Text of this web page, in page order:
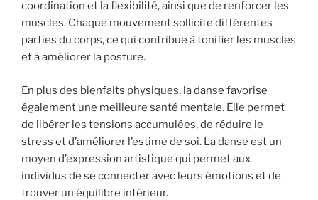
coordination et la flexibilité, ainsi que de renforcer les
muscles. Chaque mouvement sollicite différentes
parties du corps, ce qui contribue à tonifier les muscles
et à améliorer la posture.
En plus des bienfaits physiques, la danse favorise
également une meilleure santé mentale. Elle permet
de libérer les tensions accumulées, de réduire le
stress et d’améliorer l’estime de soi. La danse est un
moyen d’expression artistique qui permet aux
individus de se connecter avec leurs émotions et de
trouver un équilibre intérieur.